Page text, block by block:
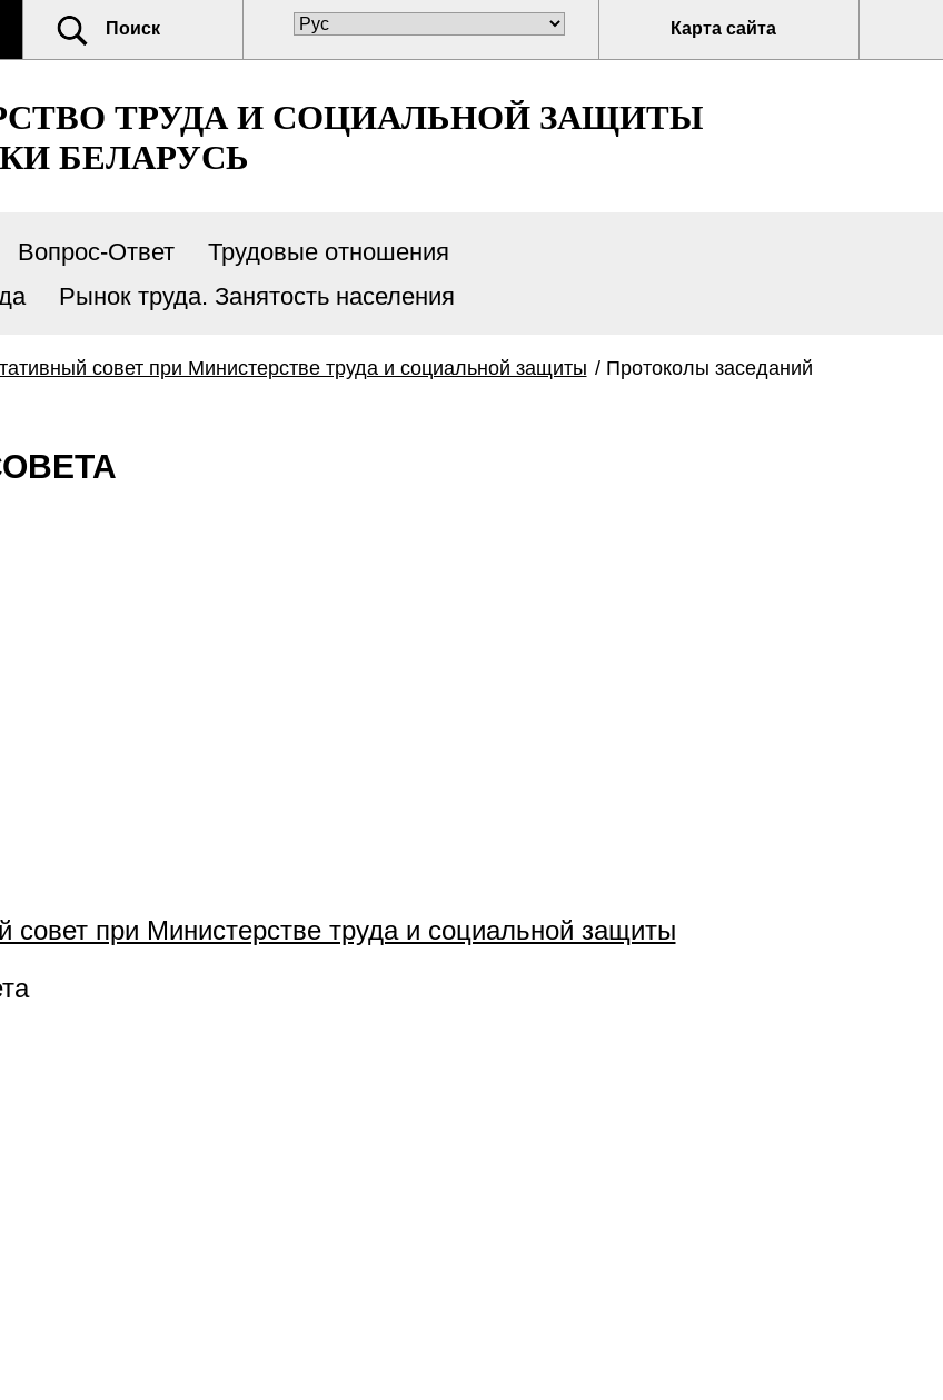
Поиск Карта сайта
ТРУДА И СОЦИАЛЬНОЙ ЗАЩИТЫ
БЕЛАРУСЬ
Вопрос-Ответ
Трудовые отношения
Рынок труда. Занятость населения
совет при Министерстве труда и социальной защиты / Протоколы заседаний
совет при Министерстве труда и социальной защиты